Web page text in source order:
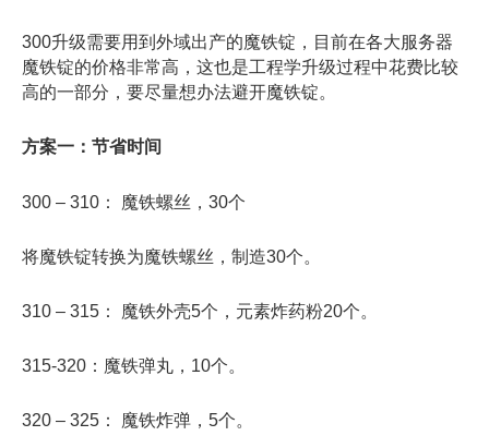
300升级需要用到外域出产的魔铁锭，目前在各大服务器
魔铁锭的价格非常高，这也是工程学升级过程中花费比较
高的一部分，要尽量想办法避开魔铁锭。
方案一：节省时间
300 – 310： 魔铁螺丝，30个
将魔铁锭转换为魔铁螺丝，制造30个。
310 – 315： 魔铁外壳5个，元素炸药粉20个。
315-320：魔铁弹丸，10个。
320 – 325： 魔铁炸弹，5个。